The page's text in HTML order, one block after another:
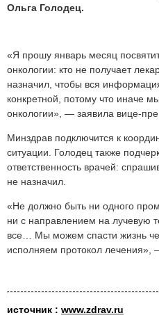
Ольга Голодец.
«Я прошу январь месяц
онкологии: кто не получает
назначил, чтобы вся
конкретной, потому что иначе
онкологии», — заявила вице-
Минздрав подключится к
ситуации. Голодец также
ответственность врачей:
не назначил.
«Не должно быть ни одного
ни с направлением на лучевую
все… Мы можем спасти жизнь
исполняем протокол лечения»,
источник : www.zdrav.ru